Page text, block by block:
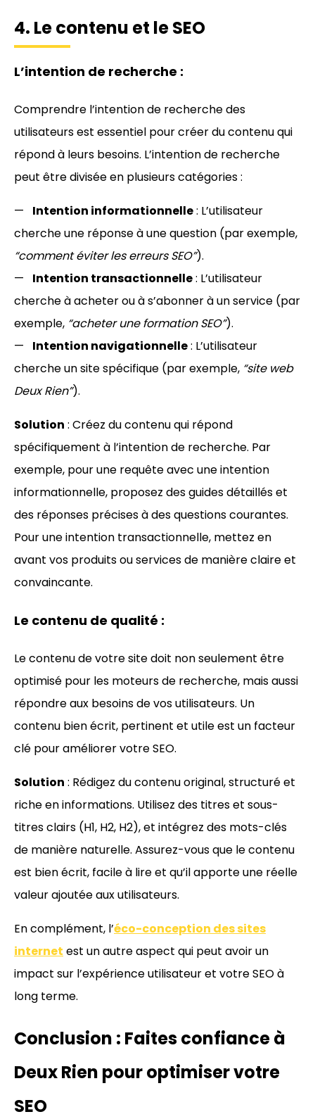
4. Le contenu et le SEO
L’intention de recherche :
Comprendre l’intention de recherche des
utilisateurs est essentiel pour créer du contenu qui
répond à leurs besoins. L’intention de recherche
peut être divisée en plusieurs catégories :
Intention informationnelle: L’utilisateur
cherche une réponse à une question (par exemple,
“comment éviter les erreurs SEO”).
Intention transactionnelle: L’utilisateur
cherche à acheter ou à s’abonner à un service (par
exemple, “acheter une formation SEO”).
Intention navigationnelle: L’utilisateur
cherche un site spécifique (par exemple, “site web
Deux Rien”).
Solution : Créez du contenu qui répond
spécifiquement à l’intention de recherche. Par
exemple, pour une requête avec une intention
informationnelle, proposez des guides détaillés et
des réponses précises à des questions courantes.
Pour une intention transactionnelle, mettez en
avant vos produits ou services de manière claire et
convaincante.
Le contenu de qualité :
Le contenu de votre site doit non seulement être
optimisé pour les moteurs de recherche, mais aussi
répondre aux besoins de vos utilisateurs. Un
contenu bien écrit, pertinent et utile est un facteur
clé pour améliorer votre SEO.
Solution : Rédigez du contenu original, structuré et
riche en informations. Utilisez des titres et sous-
titres clairs (H1, H2, H2), et intégrez des mots-clés
de manière naturelle. Assurez-vous que le contenu
est bien écrit, facile à lire et qu’il apporte une réelle
valeur ajoutée aux utilisateurs.
En complément, l’éco-conception des sites
internet est un autre aspect qui peut avoir un
impact sur l’expérience utilisateur et votre SEO à
long terme.
Conclusion : Faites confiance à
Deux Rien pour optimiser votre
SEO